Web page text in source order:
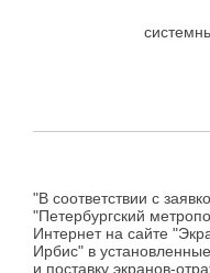
"В соответствии с
"Петербургский
Интернет на сайте
Ирбис" в
и поставку экранов-